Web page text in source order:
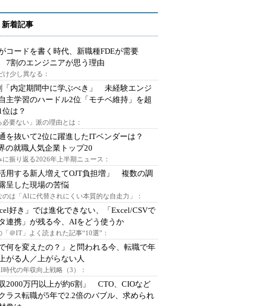
新着記事
コードを書く時代、新職種FDEが需要
割のエンジニアが思う理由
け少し異なる：
「内定期間中に学ぶべき」 未経験エンジ
主学習のハードル2位「モチベ維持」を超
は？
必要ない」派の理由とは：
を抜いて2位に躍進したITベンダーは？
の就職人気企業トップ20
に振り返る2026年上半期ニュース：
用する新人増えてOJT負担増」 複数の調
呈した現場の苦悩
のは「AIに代替されにくい本質的な自走力」：
好き」では進化できない、「Excel/CSVで
連携」が残る今、AIをどう使うか
「＠IT」よく読まれた記事“10選”：
何を変えたの？」と問われる今、転職で年
がる人／上がらない人
時代の年収向上戦略（3）：
2000万円以上が約6割」 CTO、CIOなど
ラス転職が5年で2.2倍のバブル、求められ